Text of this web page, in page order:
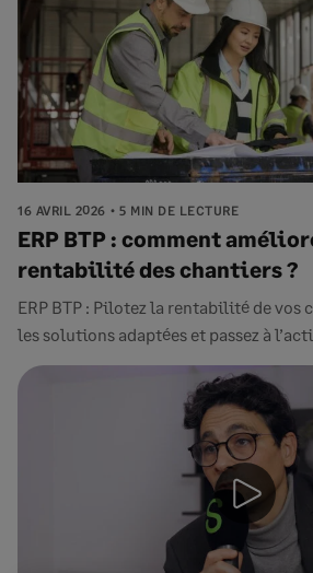
16 AVRIL 2026 5 MIN DE LECTURE
ERP BTP : comment
rentabilité des chantiers ?
ERP BTP : Pilotez la rentabilité de vos
les solutions adaptées et passez à